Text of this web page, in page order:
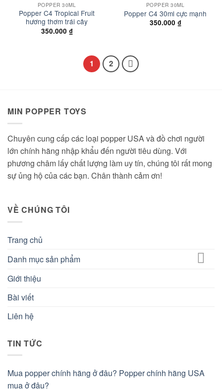
POPPER 30ML
Popper C4 Tropical Fruit
hương thơm trái cây
350.000 ₫
POPPER 30ML
Popper C4 30ml cực mạnh
350.000 ₫
1 2
MIN POPPER TOYS
Chuyên cung cấp các loại popper USA và đồ chơi người
lớn chính hãng nhập khẩu đến người tiêu dùng. Với
phương châm lấy chất lượng làm uy tín, chúng tôi rất mong
sự ủng hộ của các bạn. Chân thành cảm ơn!
VỀ CHÚNG TÔI
Trang chủ
Danh mục sản phẩm
Giới thiệu
Bài viết
Liên hệ
TIN TỨC
Mua popper chính hãng ở đâu? Popper chính hãng USA
mua ở đâu?